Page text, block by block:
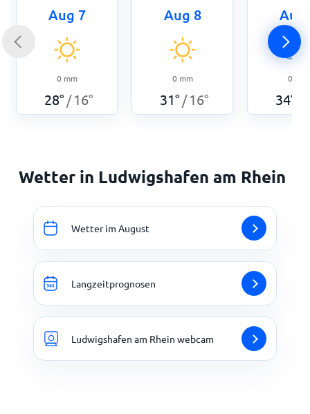
Aug 7
0 mm
28° / 16°
Aug 8
0 mm
31° / 16°
Aug
0
34°
Wetter in Ludwigshafen am Rhein
Wetter im August
Langzeitprognosen
Ludwigshafen am Rhein webcam